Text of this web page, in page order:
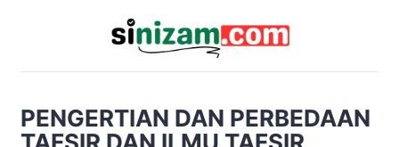
PENGERTIAN DAN PERBEDAAN